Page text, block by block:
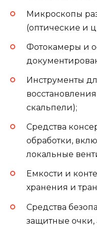
Микроскопы
(оптические и
Фотокамеры и
Инструменты
скальпели);
Средства
обработки,
локальные
Емкости и
хранения и
Средства
защитные очки,